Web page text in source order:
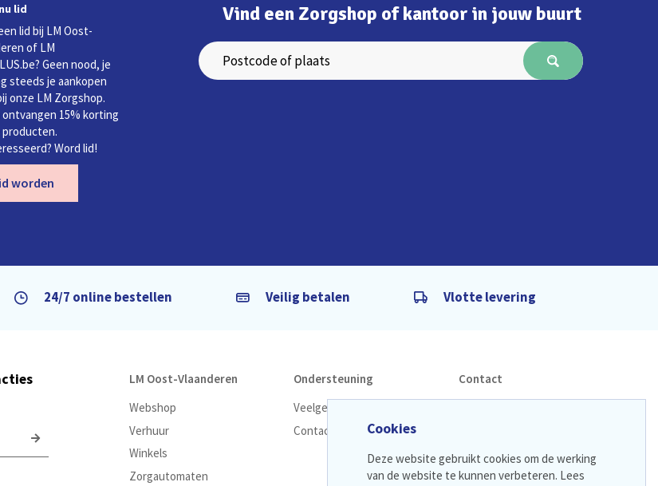
lid
lid bij LM Oost-
of LM
Geen nood, je
steeds je aankopen
onze LM Zorgshop.
ontvangen 15% korting
producten.
Word lid!
worden
Vind een Zorgshop of kantoor in jouw buurt
24/7 online bestellen Veilig betalen Vlotte levering
LM Oost-Vlaanderen
Webshop
Verhuur
Winkels
Zorgautomaten
Ondersteuning
Veelgestelde vragen
Contacteer ons
Contact
09 259 13 29
Cookies
Deze website gebruikt cookies om de werking
van de website te kunnen verbeteren. Lees